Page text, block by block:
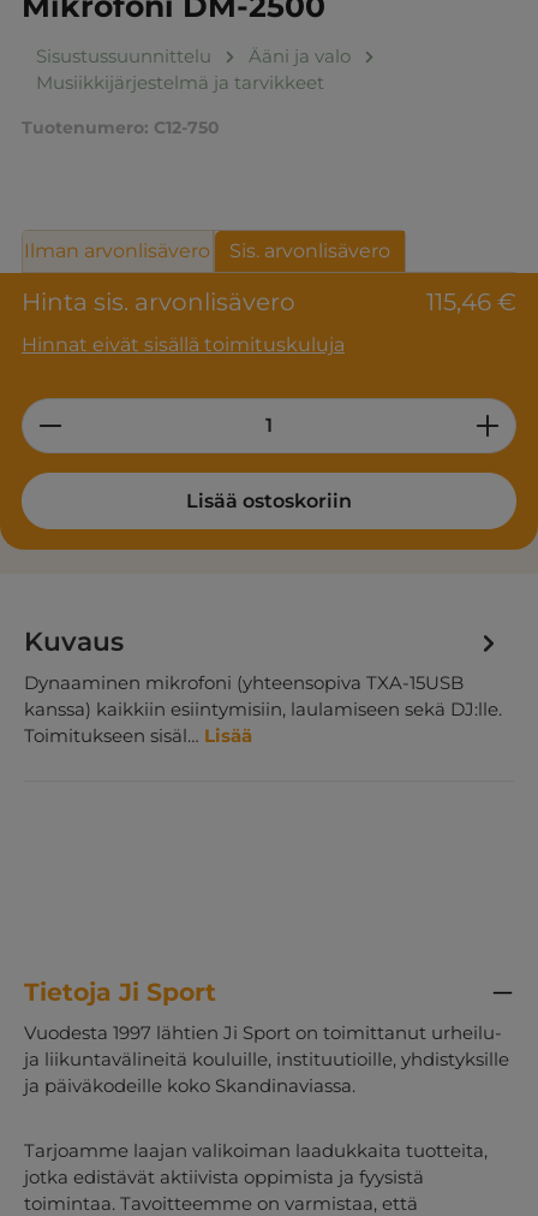
Sisustussuunnittelu
Ääni ja valo
Musiikkijärjestelmä ja tarvikkeet
Tuotenumero: C12-750
Hinta sis. arvonlisävero 115,46 €
Hinnat eivät sisällä toimituskuluja
Ilman arvonlisävero Sis. arvonlisävero
Product Quantity: Enter the desired
Lisää ostoskoriin
Kuvaus
Dynaaminen mikrofoni (yhteensopiva TXA-15USB
kanssa) kaikkiin esiintymisiin, laulamiseen sekä DJ:lle.
Toimitukseen sisäl… Lisää
Tietoja Ji Sport
Vuodesta 1997 lähtien Ji Sport on toimittanut urheilu-
ja liikuntavälineitä kouluille, instituutioille, yhdistyksille
ja päiväkodeille koko Skandinaviassa.
Tarjoamme laajan valikoiman laadukkaita tuotteita,
jotka edistävät aktiivista oppimista ja fyysistä
toimintaa. Tavoitteemme on varmistaa, että